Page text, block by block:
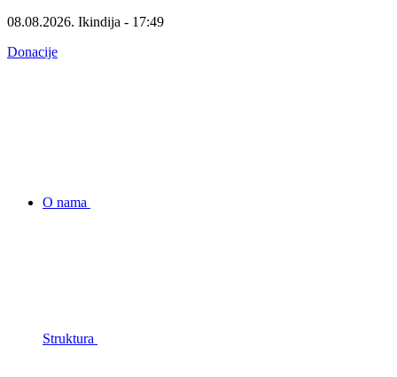
08.08.2026. Ikindija - 17:49
Donacije
O nama
Struktura